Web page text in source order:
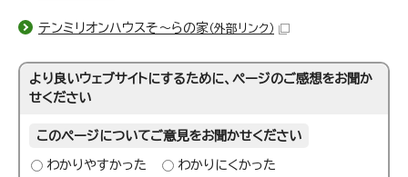
テンミリオンハウスそ～らの家（外部リンク）
より良いウェブサイトにするために、ページのご感想をお聞か
せください
このページについてご意見をお聞かせください
わかりやすかった わかりにくかった